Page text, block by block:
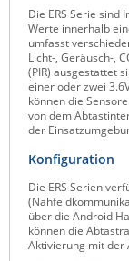
Siretta
SIRIO Antenne
Sunbird
Tactical
TEKTELIC
Teltonika
Unwired
Vision
WATTECO
Die ERS Serie sind
Werte innerhalb
umfasst
Licht-, Geräusch-,
(PIR) ausgestattet
einer oder zwei
können die
von dem
der
Konfiguration
Die ERS Serien
über die Android
können die
Aktivierung mit der